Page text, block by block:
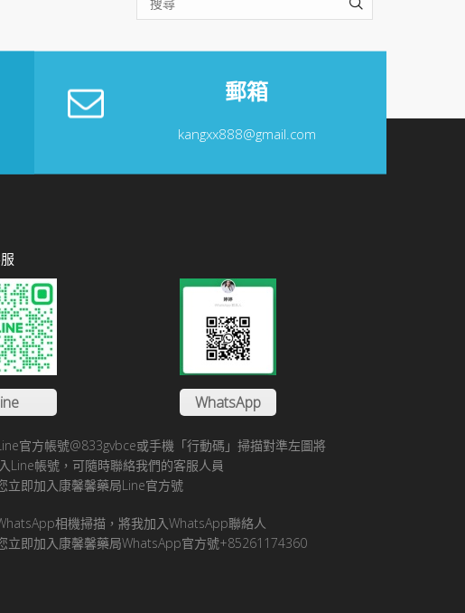
SEARCH
郵箱
kangxx888@gmail.com
WhatsApp
官方帳號@833gvbce或手機「行動碼」掃描對準左圖將
Line帳號，可隨時聯絡我們的客服人員
立即加入康馨馨藥局Line官方號
相機掃描，將我加入WhatsApp聯絡人
立即加入康馨馨藥局WhatsApp官方號+85261174360